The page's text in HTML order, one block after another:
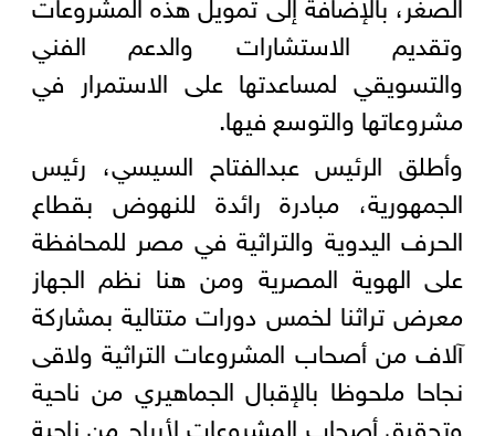
وتقديم الاستشارات والدعم الفني
والتسويقي لمساعدتها على الاستمرار في
مشروعاتها والتوسع فيها.
وأطلق الرئيس عبدالفتاح السيسي، رئيس
الجمهورية، مبادرة رائدة للنهوض بقطاع
الحرف اليدوية والتراثية في مصر للمحافظة
على الهوية المصرية ومن هنا نظم الجهاز
معرض تراثنا لخمس دورات متتالية بمشاركة
آلاف من أصحاب المشروعات التراثية ولاقى
نجاحا ملحوظا بالإقبال الجماهيري من ناحية
وتحقيق أصحاب المشروعات لأرباح من ناحية